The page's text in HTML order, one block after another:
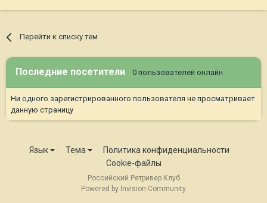
Перейти к списку тем
Последние посетители 0 пользователей онлайн
Ни одного зарегистрированного пользователя не просматривает
данную страницу
Язык Тема
Политика конфиденциальности
Cookie-файлы
Российский Ретривер Клуб
Powered by Invision Community